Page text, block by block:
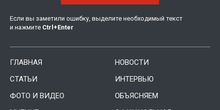
Если вы заметили ошибку, выделите необходимый текст
и нажмите Ctrl +Enter
ГЛАВНАЯ
НОВОСТИ
СТАТЬИ
ИНТЕРВЬЮ
ФОТО И ВИДЕО
ОБЪЯСНЯЕМ